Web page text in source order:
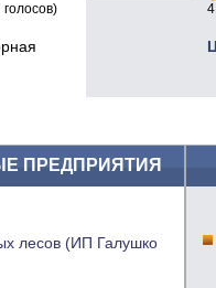
ПРЕДПРИЯТИЯ
лесов (ИП Галушко